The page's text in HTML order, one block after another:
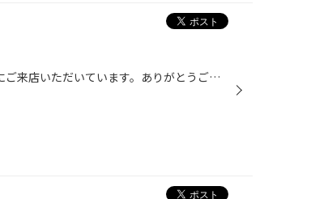
こんにちは。 この時期は毎日多くのお客様にご来店いただいています。ありがとうございます。 明日は通常ですと定休日ですが、営業いたします。 ご来店お待ちしています。 タグ：臨時営業 久喜 加須 幸手 白岡